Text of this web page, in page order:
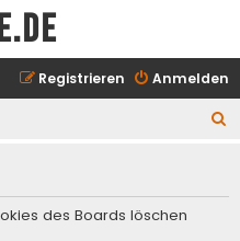
Anmelden
Registrieren
h
des Boards löschen